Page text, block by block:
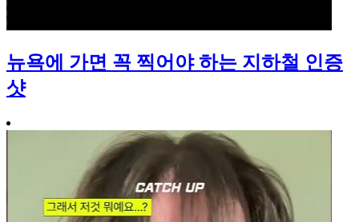
뉴욕에 가면 꼭 찍어야 하는 지하철 인증
샷